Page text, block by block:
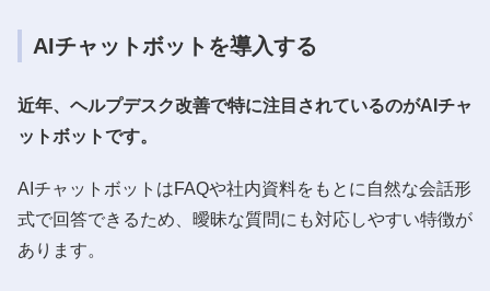
AIチャットボットを導入する
近年、ヘルプデスク改善で特に注目されているのがAIチャ
ットボットです。
AIチャットボットはFAQや社内資料をもとに自然な会話形
式で回答できるため、曖昧な質問にも対応しやすい特徴が
あります。